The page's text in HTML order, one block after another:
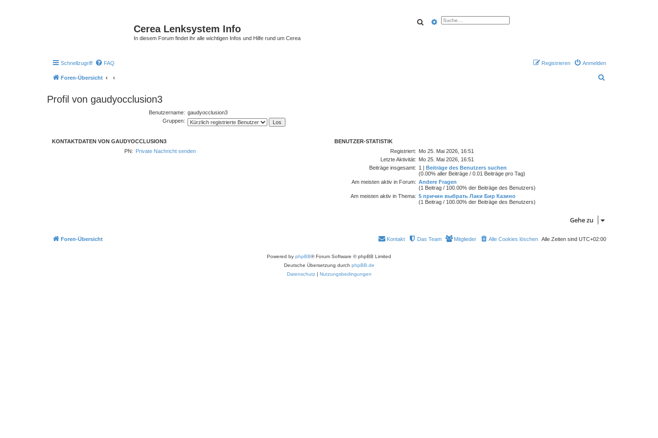
Cerea Lenksystem Info
In diesem Forum findet ihr alle wichtigen Infos und Hilfe rund um Cerea
Suche Erweiterte Suche
Schnellzugriff FAQ Anmelden
Registrieren
Foren-Übersicht
Profil von gaudyocclusion3
Benutzername: gaudyocclusion3
Gruppen:
KONTAKTDATEN VON GAUDYOCCLUSION3
PN: Private Nachricht senden
BENUTZER-STATISTIK
Registriert: Mo 25. Mai 2026, 16:51
Letzte Aktivität: Mo 25. Mai 2026, 16:51
Beiträge insgesamt: 1 | Beiträge des Benutzers suchen
(0.00% aller Beiträge / 0.01 Beiträge pro Tag)
Am meisten aktiv in Forum: Andere Fragen
(1 Beitrag / 100.00% der Beiträge des Benutzers)
Am meisten aktiv in Thema: 5 причин выбрать Лаки Бир Казино
(1 Beitrag / 100.00% der Beiträge des Benutzers)
Gehe zu
Foren-Übersicht Alle Zeiten sind UTC+02:00
Alle Cookies löschen
Mitglieder
Das Team
Kontakt
Powered by phpBB® Forum Software © phpBB Limited
Deutsche Übersetzung durch phpBB.de
Datenschutz| Nutzungsbedingungen